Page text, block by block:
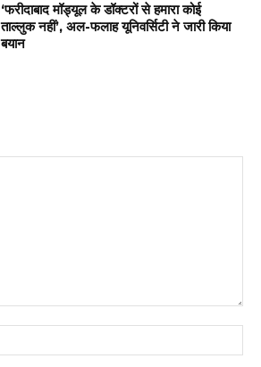
‘फरीदाबाद मॉड्यूल के डॉक्टरों से हमारा कोई
ताल्लुक नहीं’, अल-फलाह यूनिवर्सिटी ने जारी किया
बयान